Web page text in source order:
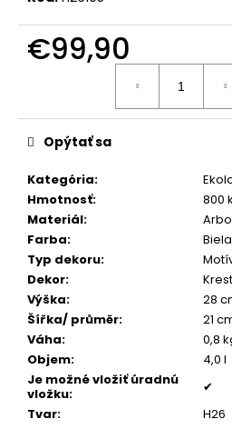
€99,90
Kategória:
Hmotnosť:
800
Materiál:
Farba:
Biela
Typ dekoru:
Dekor:
Výška:
28
Šířka/ průměr:
21
Váha:
0,8
Objem:
4,0 l
Je možné vložiť úradnú
vložku:
✔
Tvar: H26
Opýtať sa
d
p
o
ú
č
a
m
e
POZLÁTENÝ
PRSTEŇ
MODRÝ
ACHÁT
€160